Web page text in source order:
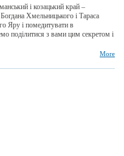
і козацький край –
Хмельницького і Тараса
Яру і помедитувати в
поділитися з вами цим секретом і
More